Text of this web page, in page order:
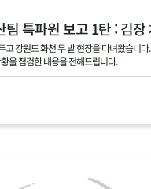
고 강원도 화천 무 밭 현장을 다녀왔습니
을 점검한 내용을 전해드립니다.